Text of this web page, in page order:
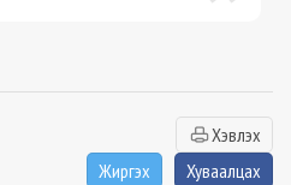
Хэвлэх
Жиргэх
Хуваалцах